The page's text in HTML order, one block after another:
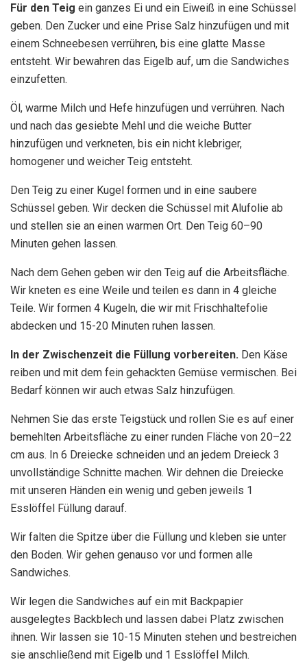
Für den Teig ein ganzes Ei und ein Eiweiß in eine Schüssel
geben. Den Zucker und eine Prise Salz hinzufügen und mit
einem Schneebesen verrühren, bis eine glatte Masse
entsteht. Wir bewahren das Eigelb auf, um die Sandwiches
einzufetten.
Öl, warme Milch und Hefe hinzufügen und verrühren. Nach
und nach das gesiebte Mehl und die weiche Butter
hinzufügen und verkneten, bis ein nicht klebriger,
homogener und weicher Teig entsteht.
Den Teig zu einer Kugel formen und in eine saubere
Schüssel geben. Wir decken die Schüssel mit Alufolie ab
und stellen sie an einen warmen Ort. Den Teig 60–90
Minuten gehen lassen.
Nach dem Gehen geben wir den Teig auf die Arbeitsfläche.
Wir kneten es eine Weile und teilen es dann in 4 gleiche
Teile. Wir formen 4 Kugeln, die wir mit Frischhaltefolie
abdecken und 15-20 Minuten ruhen lassen.
In der Zwischenzeit die Füllung vorbereiten. Den Käse
reiben und mit dem fein gehackten Gemüse vermischen. Bei
Bedarf können wir auch etwas Salz hinzufügen.
Nehmen Sie das erste Teigstück und rollen Sie es auf einer
bemehlten Arbeitsfläche zu einer runden Fläche von 20–22
cm aus. In 6 Dreiecke schneiden und an jedem Dreieck 3
unvollständige Schnitte machen. Wir dehnen die Dreiecke
mit unseren Händen ein wenig und geben jeweils 1
Esslöffel Füllung darauf.
Wir falten die Spitze über die Füllung und kleben sie unter
den Boden. Wir gehen genauso vor und formen alle
Sandwiches.
Wir legen die Sandwiches auf ein mit Backpapier
ausgelegtes Backblech und lassen dabei Platz zwischen
ihnen. Wir lassen sie 10-15 Minuten stehen und bestreichen
sie anschließend mit Eigelb und 1 Esslöffel Milch.